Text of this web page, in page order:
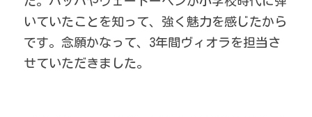
いていたことを知って、強く魅力を感じたから
です。念願かなって、3年間ヴィオラを担当さ
せていただきました。